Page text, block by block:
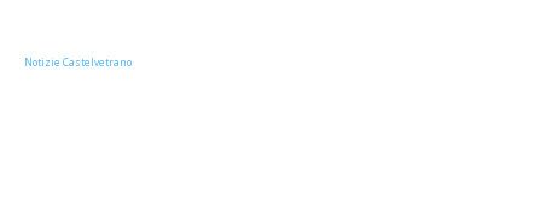
Notizie Castelvetrano